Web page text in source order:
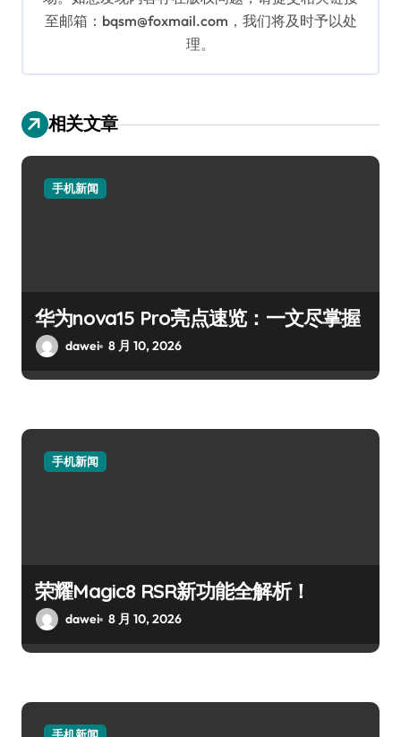
至邮箱：bqsm@foxmail.com，我们将及时予以处
理。
相关文章
手机新闻
华为nova15 Pro亮点速览：一文尽掌握
dawei 8 月 10, 2026
手机新闻
荣耀Magic8 RSR新功能全解析！
dawei 8 月 10, 2026